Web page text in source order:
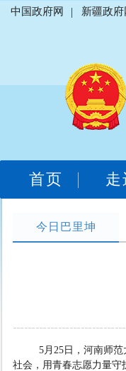
中国政府网 | 新疆政府
首页 走
今日巴里坤
5月25日，河南师
社会，用青春志愿力量守